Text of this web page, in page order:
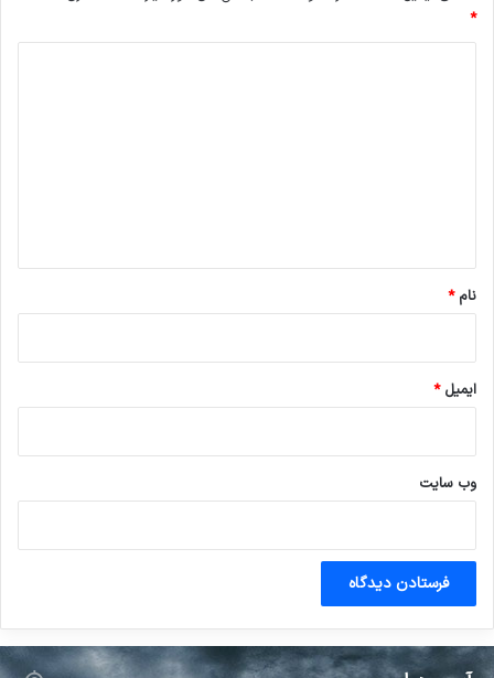
*
نام*
ایمیل*
وب‌ سایت